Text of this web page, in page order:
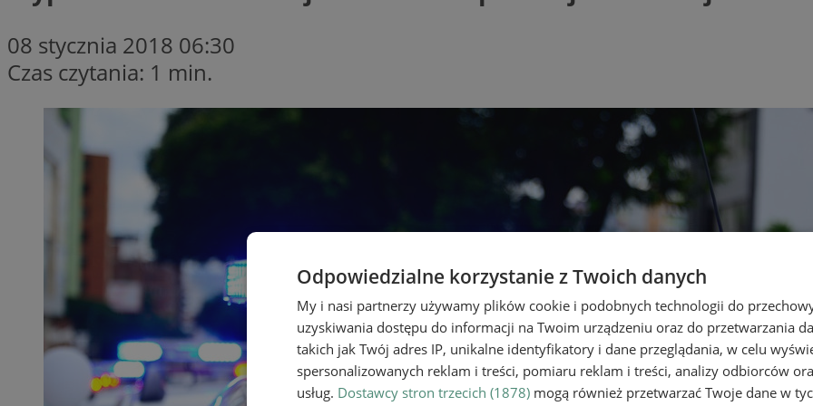
08 stycznia 2018 06:30
Czas czytania: 1 min.
Odpowiedzialne korzystanie z Twoich danych
My i nasi partnerzy używamy plików cookie i podobnych technologii do
uzyskiwania dostępu do informacji na Twoim urządzeniu oraz do przetwarzania
takich jak Twój adres IP, unikalne identyfikatory i dane przeglądania, w celu
spersonalizowanych reklam i treści, pomiaru reklam i treści, analizy odbiorców
usług. Dostawcy stron trzecich (1878) mogą również przetwarzać Twoje dane w